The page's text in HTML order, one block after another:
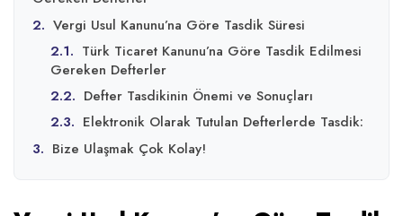
2. Vergi Usul Kanunu’na Göre Tasdik Süresi
2.1. Türk Ticaret Kanunu’na Göre Tasdik Edilmesi
Gereken Defterler
2.2. Defter Tasdikinin Önemi ve Sonuçları
2.3. Elektronik Olarak Tutulan Defterlerde Tasdik:
3. Bize Ulaşmak Çok Kolay!